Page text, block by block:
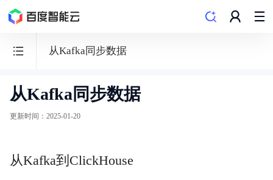
从Kafka同步数据
MapReduce
产品动态
从Kafka同步数据
更新时间 ： 2025-01-20
从Kafka到ClickHouse